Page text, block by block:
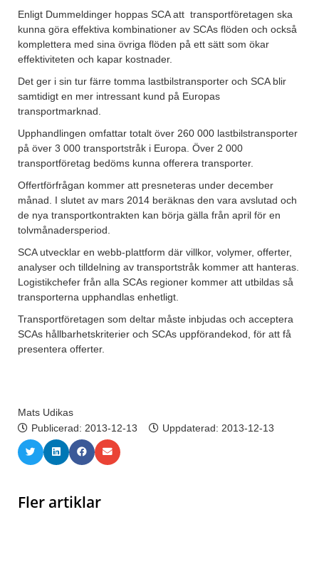
Enligt Dummeldinger hoppas SCA att transportföretagen ska
kunna göra effektiva kombinationer av SCAs flöden och också
komplettera med sina övriga flöden på ett sätt som ökar
effektiviteten och kapar kostnader.
Det ger i sin tur färre tomma lastbilstransporter och SCA blir
samtidigt en mer intressant kund på Europas
transportmarknad.
Upphandlingen omfattar totalt över 260 000 lastbilstransporter
på över 3 000 transportstråk i Europa. Över 2 000
transportföretag bedöms kunna offerera transporter.
Offertförfrågan kommer att presneteras under december
månad. I slutet av mars 2014 beräknas den vara avslutad och
de nya transportkontrakten kan börja gälla från april för en
tolvmånadersperiod.
SCA utvecklar en webb-plattform där villkor, volymer, offerter,
analyser och tilldelning av transportstråk kommer att hanteras.
Logistikchefer från alla SCAs regioner kommer att utbildas så
transporterna upphandlas enhetligt.
Transportföretagen som deltar måste inbjudas och acceptera
SCAs hållbarhetskriterier och SCAs uppförandekod, för att få
presentera offerter.
Mats Udikas
Publicerad: 2013-12-13 Uppdaterad: 2013-12-13
Fler artiklar